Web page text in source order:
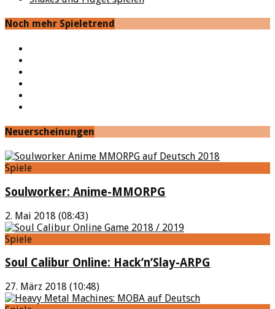
Noch mehr Spieletrend
Neuerscheinungen
Spiele
Soulworker: Anime-MMORPG
2. Mai 2018 (08:43)
Spiele
Soul Calibur Online: Hack’n’Slay-ARPG
27. März 2018 (10:48)